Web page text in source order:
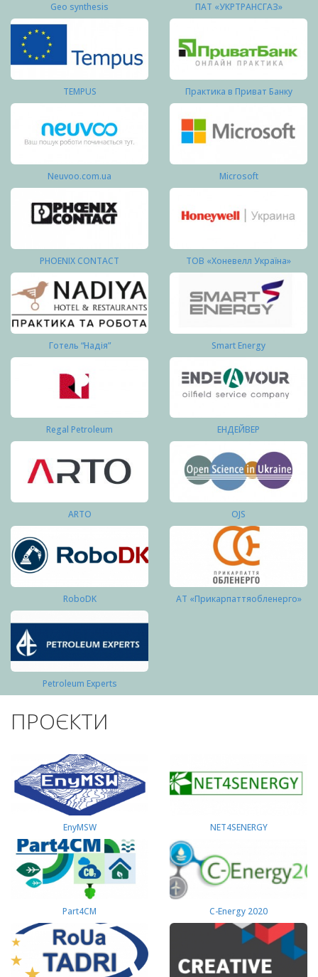
Geo synthesis ПАТ «УКРТРАНСГАЗ»
TEMPUS Практика в Приват Банку
Neuvoo.com.ua Microsoft
PHOENIX CONTACT ТОВ «Хоневелл Україна»
Готель “Надія” Smart Energy
Regal Petroleum ЕНДЕЙВЕР
ARTO OJS
RoboDK АТ «Прикарпаттяобленерго»
Petroleum Experts
ПРОЄКТИ
EnyMSW NET4SENERGY
Part4СМ C-Energy 2020